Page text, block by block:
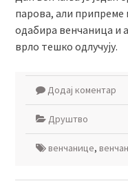
парова, али припреме
одабира венчаница и
врло тешко одлучују.
Додај коментар
Друштво
венчанице,